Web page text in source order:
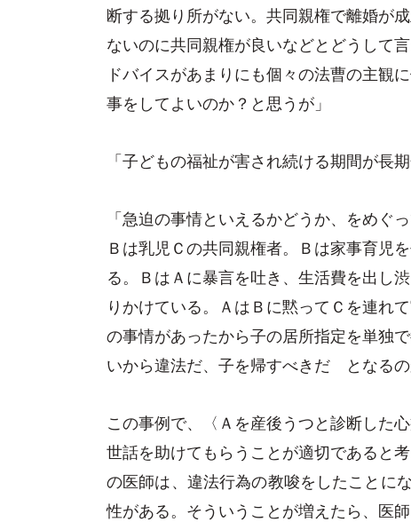
断する拠り所がない。共同親権で離婚が
ないのに共同親権が良いなどとどうして
ドバイスがあまりにも個々の法曹の主観
事をしてよいのか？と思うが」
「子どもの福祉が害され続ける期間が長
「急迫の事情といえるかどうか、をめぐ
Ｂは乳児Ｃの共同親権者。Ｂは家事育児
る。ＢはＡに暴言を吐き、生活費を出し
りかけている。ＡはＢに黙ってＣを連れ
の事情があったから子の居所指定を単独
いから違法だ、子を帰すべきだ となるの
この事例で、〈Ａを産後うつと診断した
世話を助けてもらうことが適切であると
の医師は、違法行為の教唆をしたことに
性がある。そういうことが増えたら、医